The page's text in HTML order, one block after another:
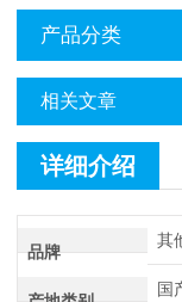
产品分类
相关文章
详细介绍
品牌
其
国